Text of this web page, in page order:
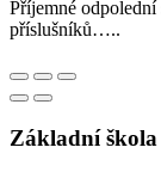
Příjemné
příslušníků…..
Základní škola